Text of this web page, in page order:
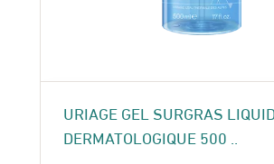
URIAGE GEL SURGRAS
DERMATOLOGIQUE 500 ..